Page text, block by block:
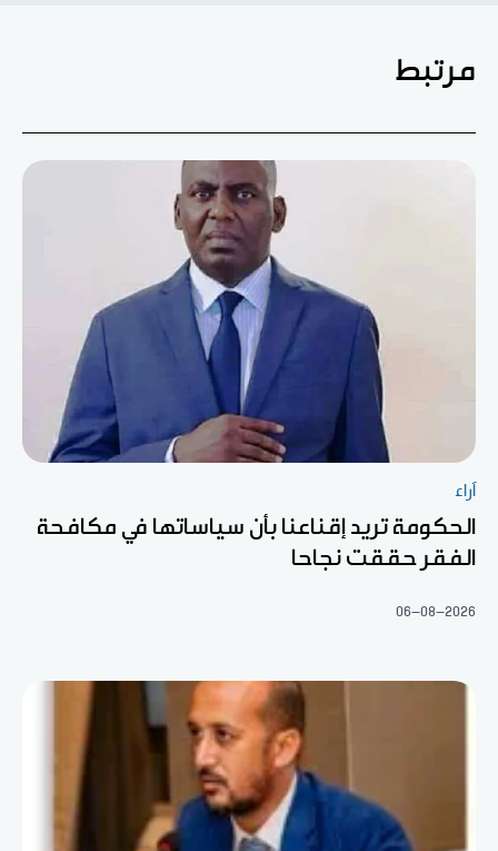
مرتبط
آراء
الحكومة تريد إقناعنا بأن سياساتها في مكافحة
الفقر حققت نجاحا
06-08-2026